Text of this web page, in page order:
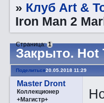
» Клуб Art &
Iron Man 2
Закрытo. Hot
Страница:1
Поделиться20.05.2018 11:29
Master Dront
Коллекционер
+Магистр+